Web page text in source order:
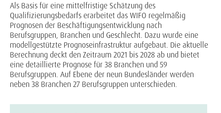
Als Basis für eine mittelfristige Schätzung des
Qualifizierungsbedarfs erarbeitet das WIFO regelmäßig
Prognosen der Beschäftigungsentwicklung nach
Berufsgruppen, Branchen und Geschlecht. Dazu wurde eine
modellgestützte Prognoseinfrastruktur aufgebaut. Die aktuelle
Berechnung deckt den Zeitraum 2021 bis 2028 ab und bietet
eine detaillierte Prognose für 38 Branchen und 59
Berufsgruppen. Auf Ebene der neun Bundesländer werden
neben 38 Branchen 27 Berufsgruppen unterschieden.